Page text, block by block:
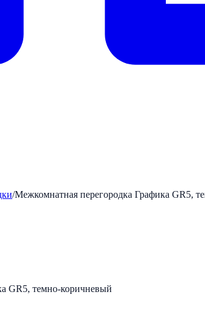
/Межкомнатная перегородка Графика GR5,